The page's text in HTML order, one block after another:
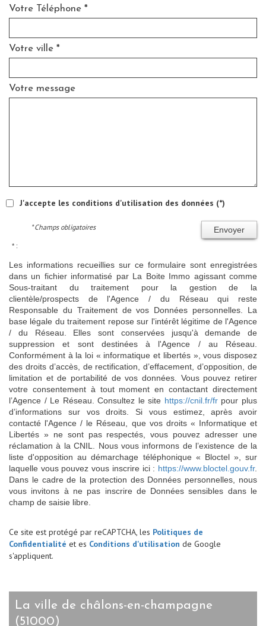
Votre Téléphone *
Votre ville *
Votre message
J'accepte les conditions d'utilisation des données (*)
Envoyer
* Champs obligatoires
* :
Les informations recueillies sur ce formulaire sont enregistrées
dans un fichier informatisé par La Boite Immo agissant comme
Sous-traitant du traitement pour la gestion de la
clientèle/prospects de l'Agence / du Réseau qui reste
Responsable du Traitement de vos Données personnelles. La
base légale du traitement repose sur l'intérêt légitime de l'Agence
/ du Réseau. Elles sont conservées jusqu'à demande de
suppression et sont destinées à l'Agence / au Réseau.
Conformément à la loi « informatique et libertés », vous disposez
des droits d’accès, de rectification, d’effacement, d’opposition, de
limitation et de portabilité de vos données. Vous pouvez retirer
votre consentement à tout moment en contactant directement
l’Agence / Le Réseau. Consultez le site https://cnil.fr/frpour plus
d’informations sur vos droits. Si vous estimez, après avoir
contacté l'Agence / le Réseau, que vos droits « Informatique et
Libertés » ne sont pas respectés, vous pouvez adresser une
réclamation à la CNIL. Nous vous informons de l’existence de la
liste d'opposition au démarchage téléphonique « Bloctel », sur
laquelle vous pouvez vous inscrire ici : https://www.bloctel.gouv.fr.
Dans le cadre de la protection des Données personnelles, nous
vous invitons à ne pas inscrire de Données sensibles dans le
champ de saisie libre.
Ce site est protégé par reCAPTCHA, les Politiques de
Confidentialité et es Conditions d'utilisation de Google
s'appliquent.
la ville de châlons-en-champagne
(51000)